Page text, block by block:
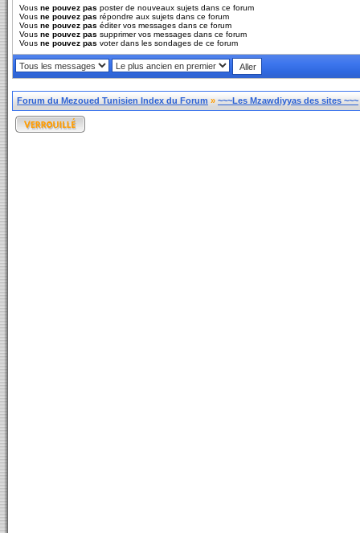
Vous ne pouvez pas poster de nouveaux sujets dans ce forum
Vous ne pouvez pas répondre aux sujets dans ce forum
Vous ne pouvez pas éditer vos messages dans ce forum
Vous ne pouvez pas supprimer vos messages dans ce forum
Vous ne pouvez pas voter dans les sondages de ce forum
Forum du Mezoued Tunisien Index du Forum » ~~~Les Mzawdiyyas des sites ~~~